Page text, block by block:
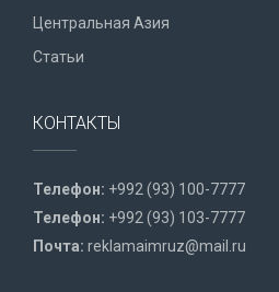
Центральная Азия
Статьи
КОНТАКТЫ
Телефон: +992 (93) 100-7777
Телефон: +992 (93) 103-7777
Почта: reklamaimruz@mail.ru